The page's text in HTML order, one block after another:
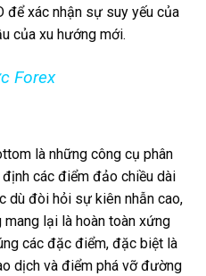
để xác nhận sự suy yếu của
của xu hướng mới.
Forex
là những công cụ phân
các điểm đảo chiều dài
dù đòi hỏi sự kiên nhẫn cao,
lại là hoàn toàn xứng
các đặc điểm, đặc biệt là
dịch và điểm phá vỡ đường